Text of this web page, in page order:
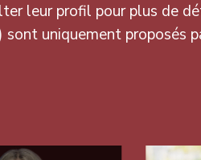
leur profil pour plus de
uniquement proposés